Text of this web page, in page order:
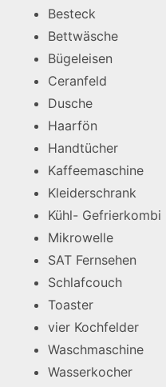
Besteck
Bettwäsche
Bügeleisen
Ceranfeld
Dusche
Haarfön
Handtücher
Kaffeemaschine
Kleiderschrank
Kühl- Gefrierkombi
Mikrowelle
SAT Fernsehen
Schlafcouch
Toaster
vier Kochfelder
Waschmaschine
Wasserkocher